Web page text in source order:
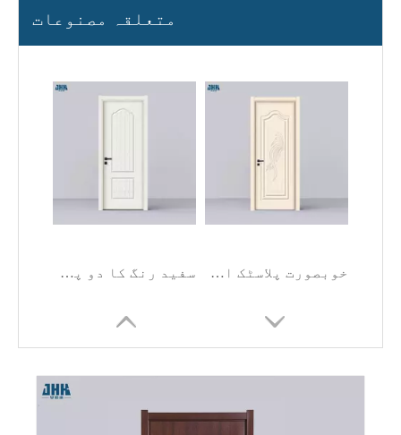
متعلقہ مصنوعات
سفید رنگ کا دو پینل لکڑی کا پیویسی دروازہ خوبصورت پلاسٹک انٹری لکڑی کا پیویسی دروازہ